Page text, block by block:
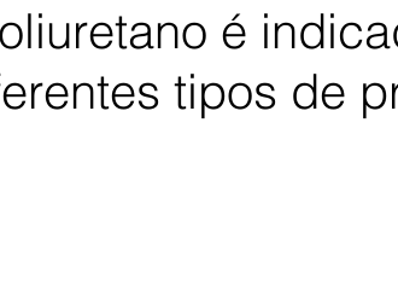
é
tipos de